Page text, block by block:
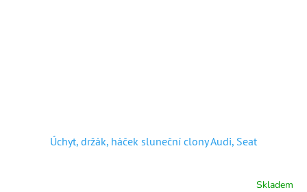
Úchyt, držák, háček sluneční clony Audi, Seat
Skladem